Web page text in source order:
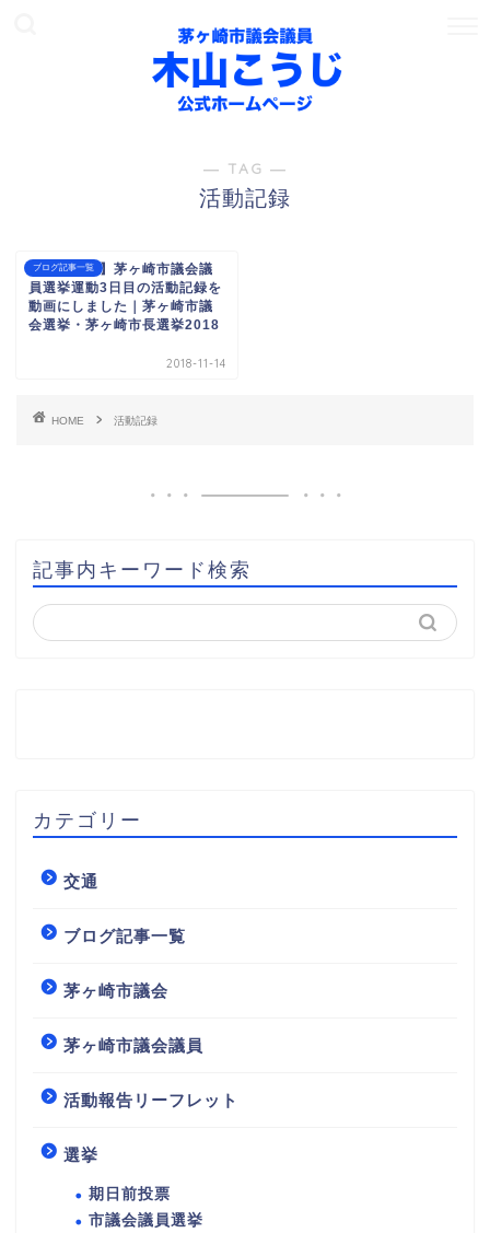
― TAG ―
活動記録
ブログ記事一覧
【動画更新】茅ヶ崎市議会議
員選挙運動3日目の活動記録を
動画にしました｜茅ヶ崎市議
会選挙・茅ヶ崎市長選挙2018
2018-11-14
HOME 活動記録
記事内キーワード検索
カテゴリー
交通
ブログ記事一覧
茅ヶ崎市議会
茅ヶ崎市議会議員
活動報告リーフレット
選挙
期日前投票
市議会議員選挙